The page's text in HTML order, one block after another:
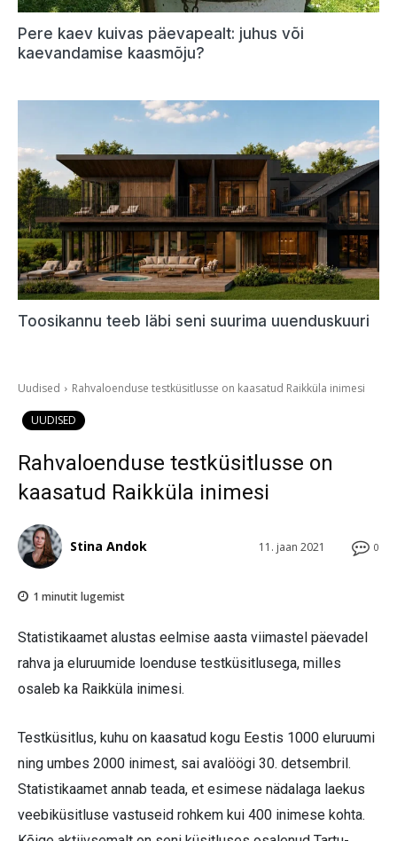
Pere kaev kuivas päevapealt: juhus või
kaevandamise kaasmõju?
Toosikannu teeb läbi seni suurima uuenduskuuri